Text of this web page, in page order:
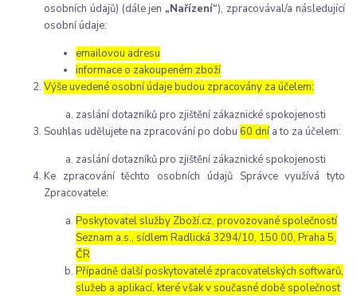
osobních údajů) (dále jen „Nařízení“), zpracovával/a následující
osobní údaje:
emailovou adresu
informace o zakoupeném zboží
Výše uvedené osobní údaje budou zpracovány za účelem:
zaslání dotazníků pro zjištění zákaznické spokojenosti
Souhlas udělujete na zpracování po dobu 60 dnía to za účelem:
zaslání dotazníků pro zjištění zákaznické spokojenosti
Ke zpracování těchto osobních údajů Správce využívá tyto
Zpracovatele:
Poskytovatel služby Zboží.cz, provozované společností
Seznam a.s., sídlem Radlická 3294/10, 150 00, Praha 5,
ČR
Případně další poskytovatelé zpracovatelských softwarů,
služeb a aplikací, které však v současné době společnost